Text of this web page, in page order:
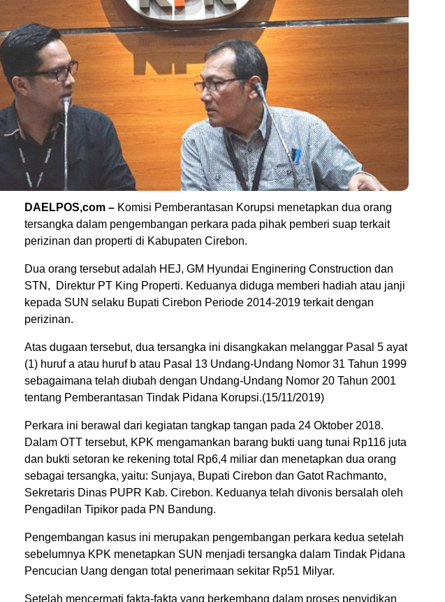
DAELPOS,com – Komisi Pemberantasan Korupsi menetapkan dua orang
tersangka dalam pengembangan perkara pada pihak pemberi suap terkait
perizinan dan properti di Kabupaten Cirebon.
Dua orang tersebut adalah HEJ, GM Hyundai Enginering Construction dan
STN, Direktur PT King Properti. Keduanya diduga memberi hadiah atau janji
kepada SUN selaku Bupati Cirebon Periode 2014-2019 terkait dengan
perizinan.
Atas dugaan tersebut, dua tersangka ini disangkakan melanggar Pasal 5 ayat
(1) huruf a atau huruf b atau Pasal 13 Undang-Undang Nomor 31 Tahun 1999
sebagaimana telah diubah dengan Undang-Undang Nomor 20 Tahun 2001
tentang Pemberantasan Tindak Pidana Korupsi.(15/11/2019)
Perkara ini berawal dari kegiatan tangkap tangan pada 24 Oktober 2018.
Dalam OTT tersebut, KPK mengamankan barang bukti uang tunai Rp116 juta
dan bukti setoran ke rekening total Rp6,4 miliar dan menetapkan dua orang
sebagai tersangka, yaitu: Sunjaya, Bupati Cirebon dan Gatot Rachmanto,
Sekretaris Dinas PUPR Kab. Cirebon. Keduanya telah divonis bersalah oleh
Pengadilan Tipikor pada PN Bandung.
Pengembangan kasus ini merupakan pengembangan perkara kedua setelah
sebelumnya KPK menetapkan SUN menjadi tersangka dalam Tindak Pidana
Pencucian Uang dengan total penerimaan sekitar Rp51 Milyar.
Setelah mencermati fakta-fakta yang berkembang dalam proses penyidikan